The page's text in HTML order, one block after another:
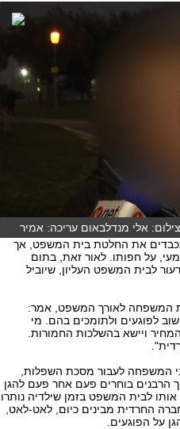
אלי מנדלבאום עריכה: אמיר
מכבדים את החלטת בית המשפט, אך
על חפותו. לאור זאת, בתום
לבית המשפט העליון, שיוביל
את המשפחה לאורך המשפט, אמר:
לפוגעים ולתומכים בהם. מי
ויישא בהשלכות החמורות.
המשפחה לעבור מסכת השפלות,
הרבנים בוחרים פעם אחר פעם להגן
לבית המשפט בזמן שילדיה נותרו
החרדית מבינים כיום, לאט-לאט,
על הפוגעים.